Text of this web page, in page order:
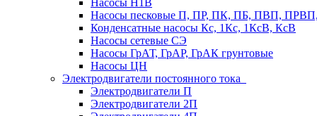
Насосы Н1В
Насосы песковые П, ПР, ПК, ПБ, ПВП,
Конденсатные насосы Кс, 1Кс, 1КсВ, КсВ
Насосы сетевые СЭ
Насосы ГрАТ, ГрАР, ГрАК грунтовые
Насосы ЦН
Электродвигатели постоянного тока
Электродвигатели П
Электродвигатели 2П